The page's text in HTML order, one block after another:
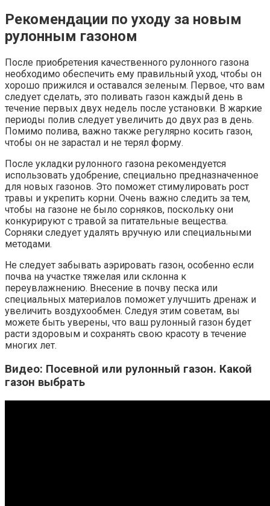
Рекомендации по уходу за новым
рулонным газоном
После приобретения качественного рулонного газона
необходимо обеспечить ему правильный уход, чтобы он
хорошо прижился и оставался зеленым. Первое, что вам
следует сделать, это поливать газон каждый день в
течение первых двух недель после установки. В жаркие
периоды полив следует увеличить до двух раз в день.
Помимо полива, важно также регулярно косить газон,
чтобы он не зарастал и не терял форму.
После укладки рулонного газона рекомендуется
использовать удобрение, специально предназначенное
для новых газонов. Это поможет стимулировать рост
травы и укрепить корни. Очень важно следить за тем,
чтобы на газоне не было сорняков, поскольку они
конкурируют с травой за питательные вещества.
Сорняки следует удалять вручную или специальными
методами.
Не следует забывать аэрировать газон, особенно если
почва на участке тяжелая или склонна к
переувлажнению. Внесение в почву песка или
специальных материалов поможет улучшить дренаж и
увеличить воздухообмен. Следуя этим советам, вы
можете быть уверены, что ваш рулонный газон будет
расти здоровым и сохранять свою красоту в течение
многих лет.
Видео: Посевной или рулонный газон. Какой
газон выбрать